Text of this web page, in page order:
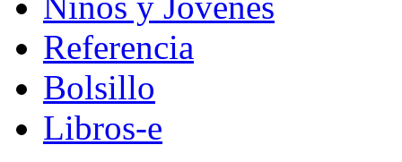
Referencia
Bolsillo
Libros-e